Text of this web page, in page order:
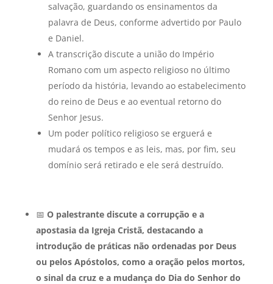
salvação, guardando os ensinamentos da
palavra de Deus, conforme advertido por Paulo
e Daniel.
A transcrição discute a união do Império
Romano com um aspecto religioso no último
período da história, levando ao estabelecimento
do reino de Deus e ao eventual retorno do
Senhor Jesus.
Um poder político religioso se erguerá e
mudará os tempos e as leis, mas, por fim, seu
domínio será retirado e ele será destruído.
📅 O palestrante discute a corrupção e a
apostasia da Igreja Cristã, destacando a
introdução de práticas não ordenadas por Deus
ou pelos Apóstolos, como a oração pelos mortos,
o sinal da cruz e a mudança do Dia do Senhor do